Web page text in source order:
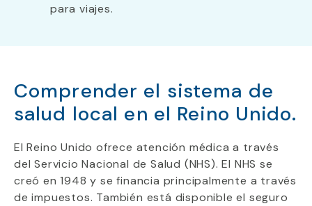
para viajes.
Comprender el sistema de
salud local en el Reino Unido.
El Reino Unido ofrece atención médica a través
del Servicio Nacional de Salud (NHS). El NHS se
creó en 1948 y se financia principalmente a través
de impuestos. También está disponible el seguro